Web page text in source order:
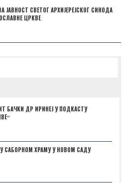
ЈАВНОСТ СВЕТОГ АРХИЈЕРЕЈСКОГ СИНОДА
ЦРКВЕ
БАЧКИ ДР ИРИНЕЈ У ПОДКАСТУ
САБОРНОМ ХРАМУ У НОВОМ САДУ